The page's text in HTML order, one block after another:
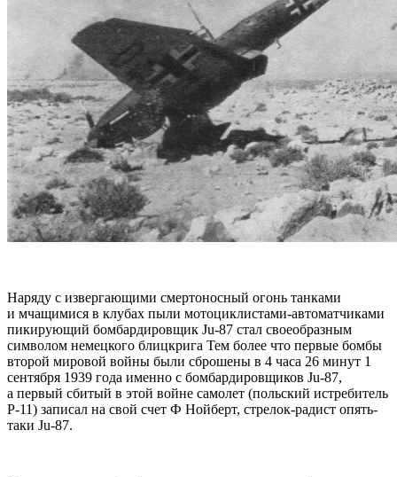
Наряду с извергающими смертоносный огонь танками
и мчащимися в клубах пыли мотоциклистами-автоматчиками
пикирующий бомбардировщик Ju-87 стал своеобразным
символом немецкого блицкрига Тем более что первые бомбы
второй мировой войны были сброшены в 4 часа 26 минут 1
сентября 1939 года именно с бомбардировщиков Ju-87,
a первый сбитый в этой войне самолет (польский истребитель
Р-11) записал на свой счет Ф Нойберт, стрелок-радист опять-
таки Ju-87.